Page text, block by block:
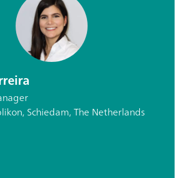
Schiedam, The Netherlands